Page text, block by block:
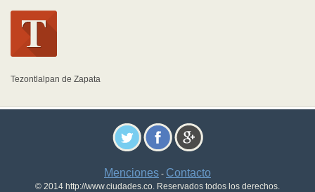
Tezontlalpan de Zapata
Menciones - Contacto
© 2014 http://www.ciudades.co. Reservados todos los derechos.